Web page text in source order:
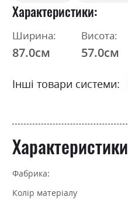
Характеристики
Ширина:
87.0см
Висота:
57.0см
Інші товари системи:
Характеристики
Фабрика:
Колір матеріалу